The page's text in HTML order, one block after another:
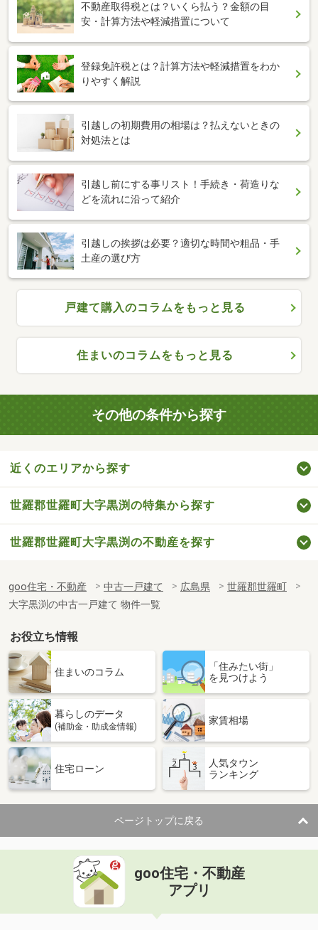
不動産取得税とは？いくら払う？金額の目
安・計算方法や軽減措置について
登録免許税とは？計算方法や軽減措置をわか
りやすく解説
引越しの初期費用の相場は？払えないときの
対処法とは
引越し前にする事リスト！手続き・荷造りな
どを流れに沿って紹介
引越しの挨拶は必要？適切な時間や粗品・手
土産の選び方
戸建て購入のコラムをもっと見る
住まいのコラムをもっと見る
その他の条件から探す
近くのエリアから探す
世羅郡世羅町大字黒渕の特集から探す
世羅郡世羅町大字黒渕の不動産を探す
goo住宅・不動産 中古一戸建て 広島県
世羅郡世羅町
大字黒渕の中古一戸建て 物件一覧
お役立ち情報
住まいのコラム
「住みたい街」
を見つけよう
暮らしのデータ
(補助金・助成金情報)
家賃相場
住宅ローン
人気タウン
ランキング
ページトップに戻る
goo住宅・不動産
アプリ